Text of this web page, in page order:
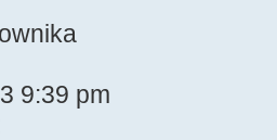
9:39 pm